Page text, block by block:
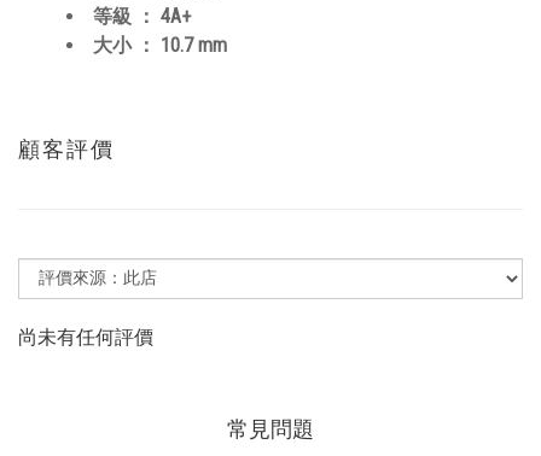
等級 ： 4A+
大小 ： 10.7 mm
顧客評價
尚未有任何評價
常見問題